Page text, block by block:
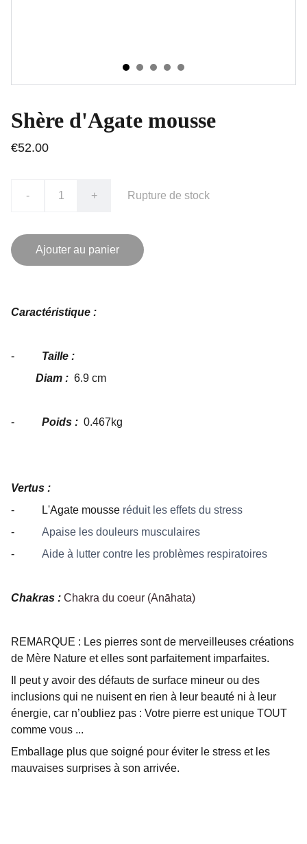
Shère d'Agate mousse
€52.00
- + Rupture de stock
Ajouter au panier
Caractéristique :
- Taille :
Diam : 6.9 cm
- Poids : 0.467kg
Vertus :
- L'Agate mousse réduit les effets du stress
-
Apaise les douleurs musculaires
-
Aide à lutter contre les problèmes respiratoires
Chakras : Chakra du coeur (Anāhata)
REMARQUE : Les pierres sont de merveilleuses créations
de Mère Nature et elles sont parfaitement imparfaites.
Il peut y avoir des défauts de surface mineur ou des
inclusions qui ne nuisent en rien à leur beauté ni à leur
énergie, car n’oubliez pas : Votre pierre est unique TOUT
comme vous ...
Emballage plus que soigné pour éviter le stress et les
mauvaises surprises à son arrivée.